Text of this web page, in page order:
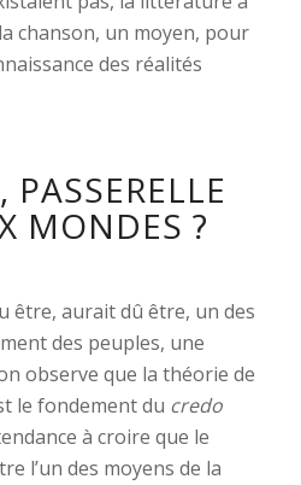
chanson, un moyen, pour
des réalités
PASSERELLE
MONDES ?
être, aurait dû être, un des
des peuples, une
observe que la théorie de
le fondement du credo
à croire que le
l’un des moyens de la